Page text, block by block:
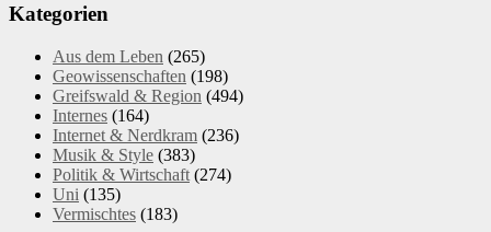
Kategorien
Aus dem Leben (265)
Geowissenschaften (198)
Greifswald & Region (494)
Internes (164)
Internet & Nerdkram (236)
Musik & Style (383)
Politik & Wirtschaft (274)
Uni (135)
Vermischtes (183)